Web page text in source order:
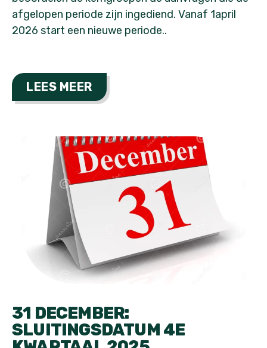
afgelopen periode zijn ingediend. Vanaf 1april
2026 start een nieuwe periode..
LEES MEER
31 DECEMBER:
SLUITINGSDATUM 4E